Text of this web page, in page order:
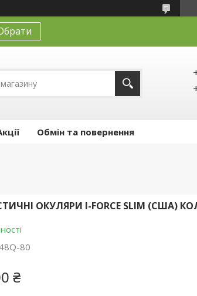
Обмін та повернення
ОКУЛЯРИ I-FORCE SLIM (США)
80
₴